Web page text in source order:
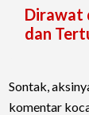
Dirawat
dan
Sontak,
komentar